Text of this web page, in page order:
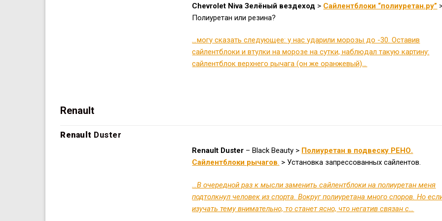
Chevrolet Niva Зелёный вездеход > Сайлентблоки “полиуретан.ру”
Полиуретан или резина?
…могу сказать следующее: у нас ударили морозы до -30. Оставив
сайлентблоки и втулки на морозе на сутки, наблюдал такую картину:
сайлентблок верхнего рычага (он же оранжевый)…
Renault
Renault Duster
Renault Duster – Black Beauty > Полиуретан в подвеску РЕНО.
Сайлентблоки рычагов. > Установка запрессованных сайлентов.
…В очередной раз к мысли заменить сайлентблоки на полиуретан меня
подтолкнул человек из спорта. Вокруг полиуретана много споров. Но
изучать тему внимательно, то станет ясно, что негатив связан с…